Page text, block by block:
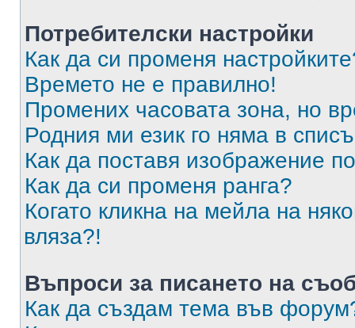
Потребителски настройки
Как да си променя
Времето не е правилно!
Промених часовата зона, но
Родния ми език го няма в
Как да поставя изображение
Как да си променя ранга?
Когато кликна на мейла на
вляза?!
Въпроси за писането на
Как да създам тема във